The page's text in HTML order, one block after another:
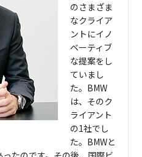
のさまざま
なクライア
ントにイノ
ベーティブ
な提案をし
ていまし
た。BMW
は、そのク
ライアント
の1社でし
た。BMWと